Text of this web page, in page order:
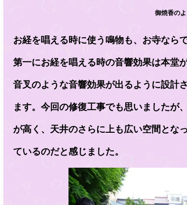
御焼香の
お経を唱える時に使う鳴物も、お寺なら
第一にお経を唱える時の音響効果は本堂
音叉のような音響効果が出るように設計
ます。今回の修復工事でも思いましたが
が高く、天井のさらに上も広い空間とな